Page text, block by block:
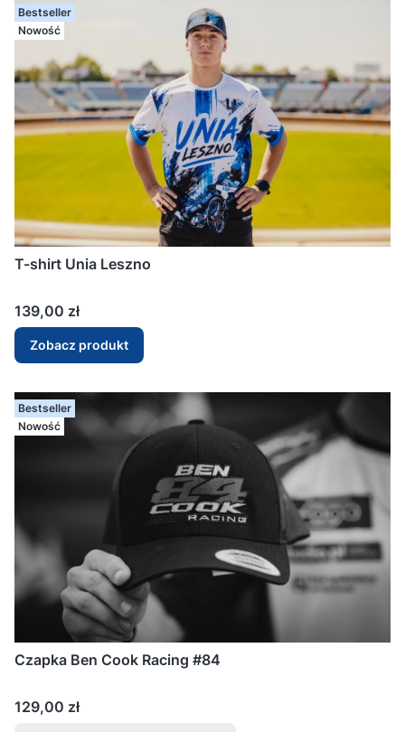
Bestseller
Nowość
T-shirt Unia Leszno
Cena
139,00 zł
Zobacz produkt
Bestseller
Nowość
Czapka Ben Cook Racing #84
Cena
129,00 zł